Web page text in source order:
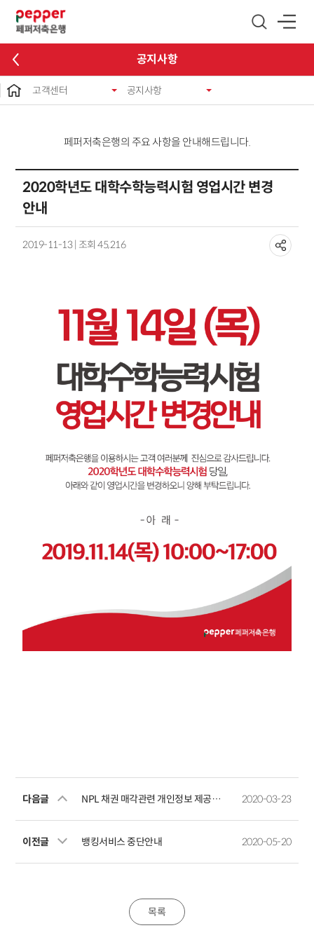
공지사항
고객센터 공지사항
페퍼저축은행의 주요 사항을 안내해드립니다.
2020학년도 대학수학능력시험 영업시간 변경
안내
2019-11-13 | 조회 45,216
다음글 NPL 채권 매각관련 개인정보 제공예정사실 공지 2020-03-23
이전글 뱅킹서비스 중단안내 2020-05-20
목록